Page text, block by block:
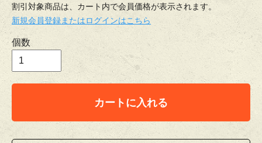
割引対象商品は、カート内で会員価格が表示されます。
新規会員登録またはログインはこちら
個数
カートに入れる